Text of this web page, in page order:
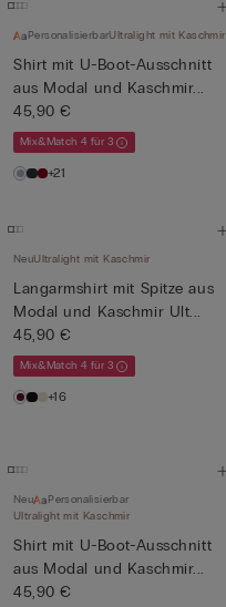
PersonalisierbarUltralight mit Kaschmir
Shirt mit U-Boot-Ausschnitt
aus Modal und Kaschmir...
45,90 €
Mix&Match 4 für 3
+21
NeuUltralight mit Kaschmir
Langarmshirt mit Spitze aus
Modal und Kaschmir Ult...
45,90 €
Mix&Match 4 für 3
+16
Neu
Personalisierbar
Ultralight mit Kaschmir
Shirt mit U-Boot-Ausschnitt
aus Modal und Kaschmir...
45,90 €